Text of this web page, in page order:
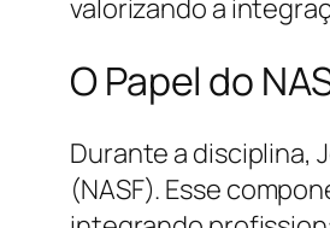
valorizando a
O Papel do
Durante a disciplina,
(NASF). Esse